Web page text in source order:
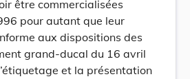
être commercialisées
pour autant que leur
aux dispositions des
grand-ducal du 16 avril
et la présentation